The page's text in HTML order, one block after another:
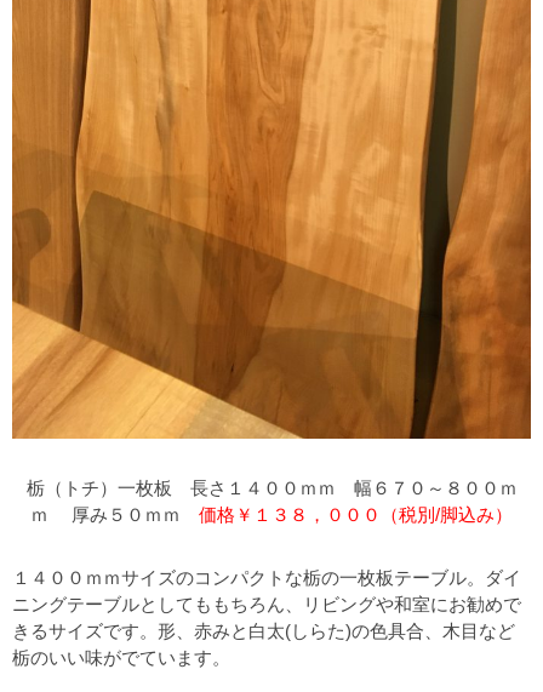
栃（トチ）一枚板 長さ１４００ｍｍ 幅６７０～８００ｍ
ｍ 厚み５０ｍｍ 価格￥１３８，０００（税別/脚込み）
１４００ｍｍサイズのコンパクトな栃の一枚板テーブル。ダイ
ニングテーブルとしてももちろん、リビングや和室にお勧めで
きるサイズです。形、赤みと白太(しらた)の色具合、木目など
栃のいい味がでています。